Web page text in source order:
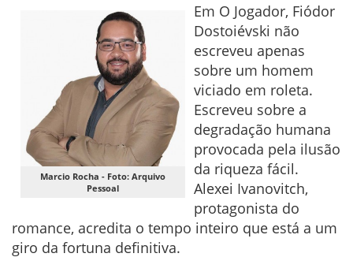
Marcio Rocha - Foto: Arquivo
Pessoal
Em O Jogador, Fiódor
Dostoiévski não
escreveu apenas
sobre um homem
viciado em roleta.
Escreveu sobre a
degradação humana
provocada pela ilusão
da riqueza fácil.
Alexei Ivanovitch,
protagonista do
romance, acredita o tempo inteiro que está a um
giro da fortuna definitiva.